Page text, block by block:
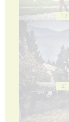
19
21